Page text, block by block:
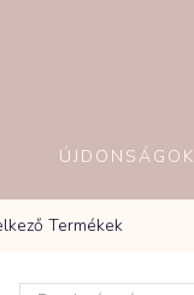
ÚJDONSÁGOK
Termékek